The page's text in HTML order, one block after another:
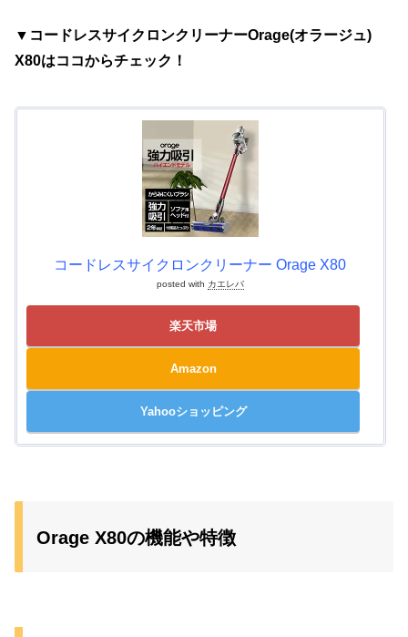
▼コードレスサイクロンクリーナーOrage(オラージュ)
X80はココからチェック！
コードレスサイクロンクリーナー Orage X80
posted with カエレバ
楽天市場
Amazon
Yahooショッピング
Orage X80の機能や特徴